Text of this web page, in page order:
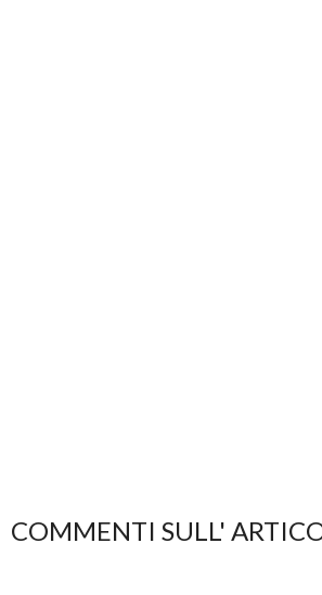
COMMENTI SULL'